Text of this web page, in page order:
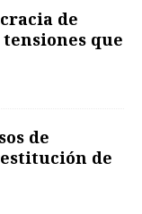
de
tensiones que
de
de